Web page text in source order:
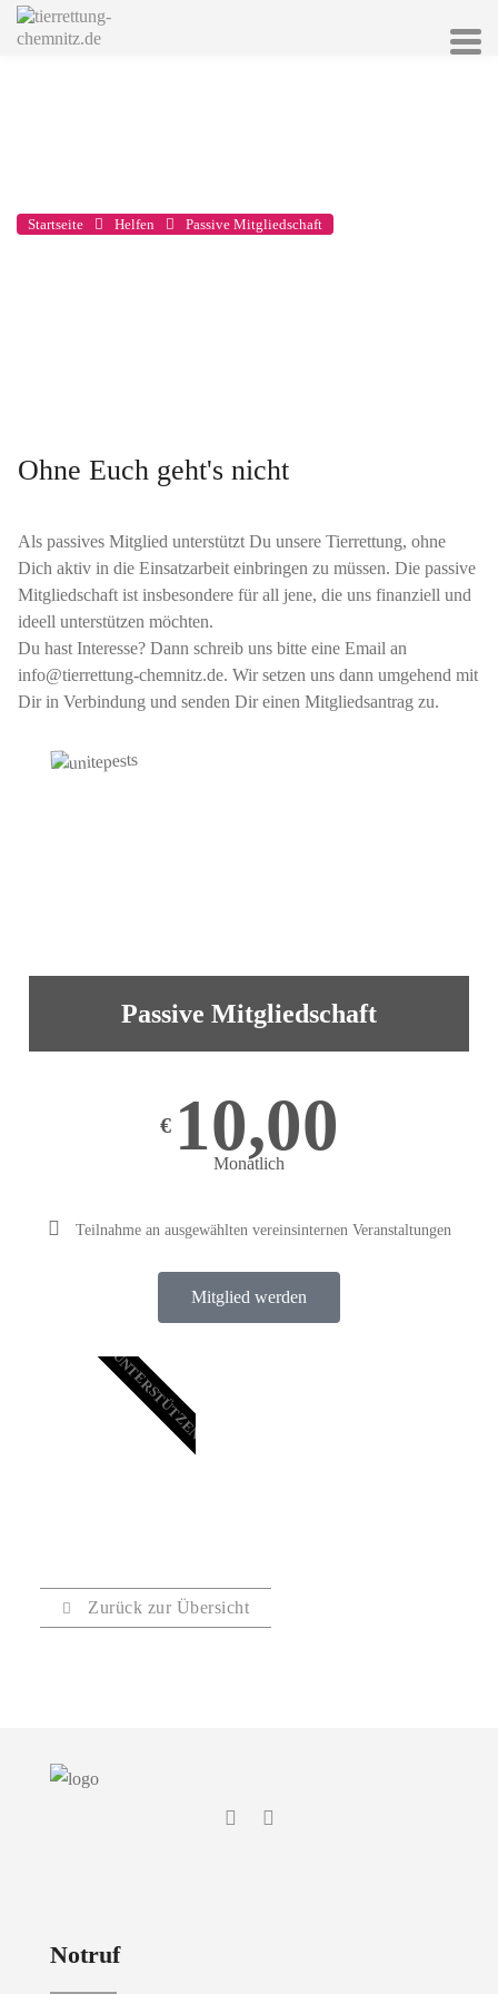
Startseite Helfen Passive Mitgliedschaft
Ohne Euch geht's nicht
Als passives Mitglied unterstützt Du unsere Tierrettung, ohne
Dich aktiv in die Einsatzarbeit einbringen zu müssen. Die passive
Mitgliedschaft ist insbesondere für all jene, die uns finanziell und
ideell unterstützen möchten.
Du hast Interesse? Dann schreib uns bitte eine Email an
info@tierrettung-chemnitz.de. Wir setzen uns dann umgehend mit
Dir in Verbindung und senden Dir einen Mitgliedsantrag zu.
Passive Mitgliedschaft
€ 10,00
Monatlich
Teilnahme an ausgewählten vereinsinternen Veranstaltungen
Mitglied werden
UNTERSTÜTZEN
Zurück zur Übersicht
Notruf